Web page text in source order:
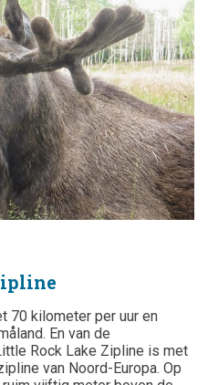
70 kilometer per uur en
En van de
Rock Lake Zipline is met
van Noord-Europa. Op